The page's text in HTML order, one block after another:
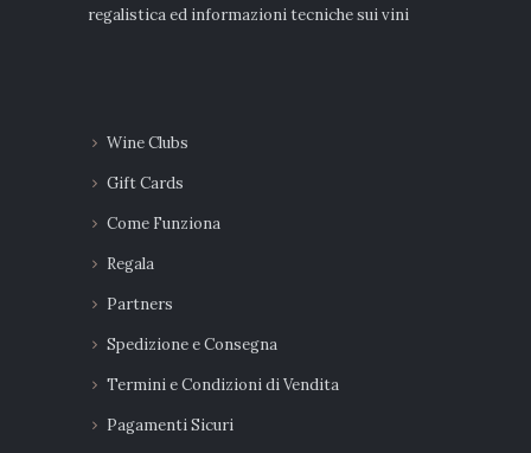
regalistica ed informazioni tecniche sui vini
Wine Clubs
Gift Cards
Come Funziona
Regala
Partners
Spedizione e Consegna
Termini e Condizioni di Vendita
Pagamenti Sicuri